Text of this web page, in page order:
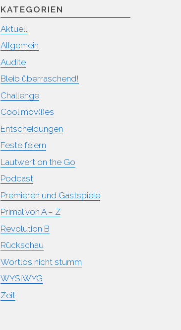
KATEGORIEN
Aktuell
Allgemein
Audite
Bleib überraschend!
Challenge
Cool mov(i)es
Entscheidungen
Feste feiern
Lautwert on the Go
Podcast
Premieren und Gastspiele
Primal von A – Z
Revolution B
Rückschau
Wortlos nicht stumm
WYSIWYG
Zeit